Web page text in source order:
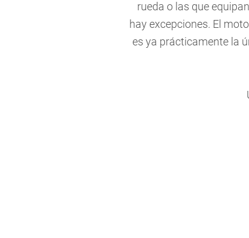
rueda o las que
hay excepciones. El
es ya prácticamente la